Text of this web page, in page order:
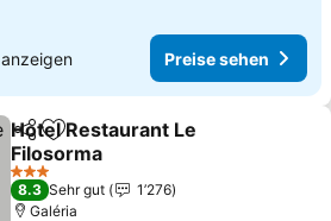
anzeigen Preise sehen
TeilenZu Favoriten hinzufügen
Hotel Restaurant Le
Filosorma
3 Sterne
8.3 Sehr gut
1’276
Galéria